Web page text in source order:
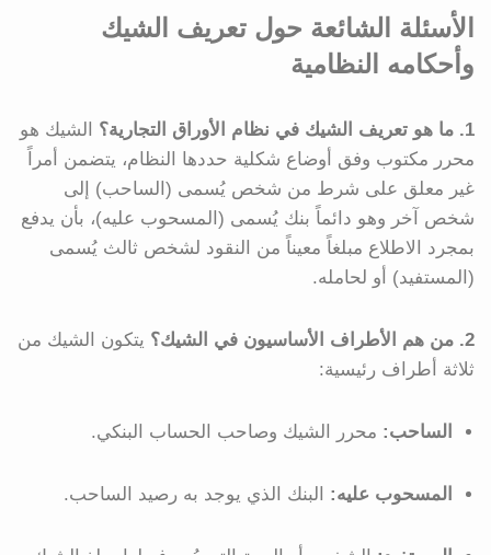
الأسئلة الشائعة حول تعريف الشيك
وأحكامه النظامية
1. ما هو تعريف الشيك في نظام الأوراق التجارية؟
الشيك هو
محرر مكتوب وفق أوضاع شكلية حددها النظام، يتضمن أمراً
غير معلق على شرط من شخص يُسمى (الساحب) إلى
شخص آخر وهو دائماً بنك يُسمى (المسحوب عليه)، بأن يدفع
بمجرد الاطلاع مبلغاً معيناً من النقود لشخص ثالث يُسمى
(المستفيد) أو لحامله.
2. من هم الأطراف الأساسيون في الشيك؟
يتكون الشيك من
ثلاثة أطراف رئيسية:
الساحب: محرر الشيك وصاحب الحساب البنكي.
المسحوب عليه: البنك الذي يوجد به رصيد الساحب.